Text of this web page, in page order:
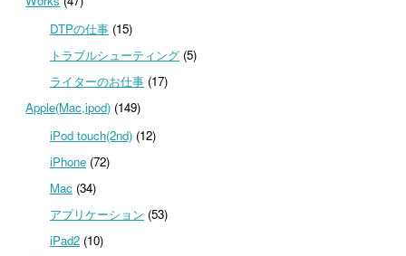
DTPの仕事(15)
トラブルシューティング(5)
ライターのお仕事(17)
Apple(Mac,ipod) (149)
iPod touch(2nd)(12)
iPhone(72)
Mac(34)
アプリケーション (53)
iPad2(10)